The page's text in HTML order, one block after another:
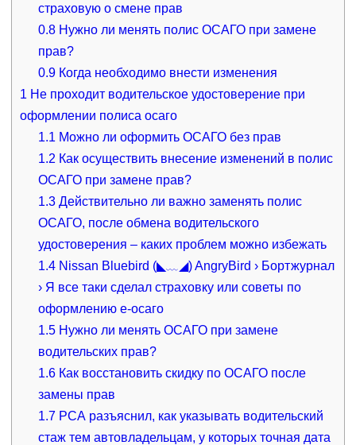
страховую о смене прав
0.8 Нужно ли менять полис ОСАГО при замене
прав?
0.9 Когда необходимо внести изменения
1 Не проходит водительское удостоверение при
оформлении полиса осаго
1.1 Можно ли оформить ОСАГО без прав
1.2 Как осуществить внесение изменений в полис
ОСАГО при замене прав?
1.3 Действительно ли важно заменять полис
ОСАГО, после обмена водительского
удостоверения – каких проблем можно избежать
1.4 Nissan Bluebird (◣﹏◢) AngryBird › Бортжурнал
› Я все таки сделал страховку или советы по
оформлению е-осаго
1.5 Нужно ли менять ОСАГО при замене
водительских прав?
1.6 Как восстановить скидку по ОСАГО после
замены прав
1.7 РСА разъяснил, как указывать водительский
стаж тем автовладельцам, у которых точная дата